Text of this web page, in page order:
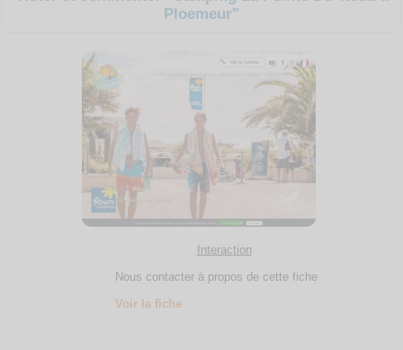
Ploemeur"
Interaction
Nous contacter à propos de cette fiche
Voir la fiche